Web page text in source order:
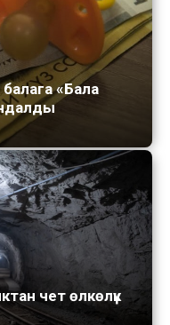
«Бала
чет өлкөлүк